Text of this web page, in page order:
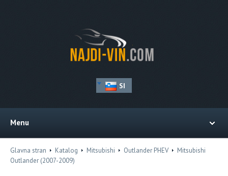
SI
Menu
Glavna stran Katalog Mitsubishi Outlander PHEV
Mitsubishi
Outlander (2007-2009)